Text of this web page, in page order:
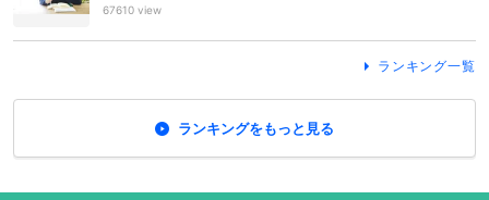
67610 view
ランキング一覧
ランキングをもっと見る